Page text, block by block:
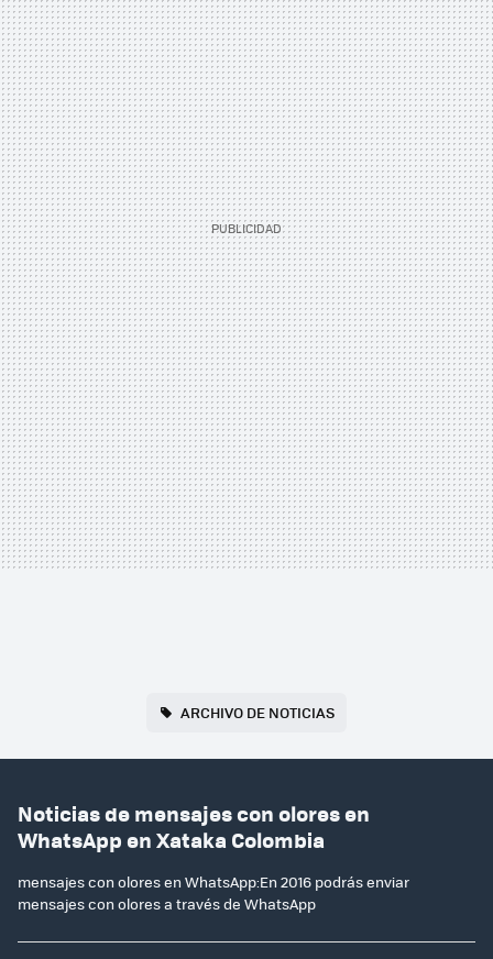
ARCHIVO DE NOTICIAS
Noticias de mensajes con olores en
WhatsApp en Xataka Colombia
mensajes con olores en WhatsApp:En 2016 podrás enviar
mensajes con olores a través de WhatsApp